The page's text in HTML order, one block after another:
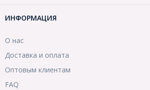
ИНФОРМАЦИЯ
О нас
Доставка и оплата
Оптовым клиентам
FAQ